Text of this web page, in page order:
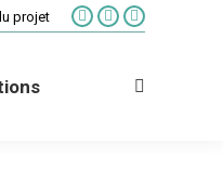
projet
La La
s'ouvre
La
s'ouvre
Recherche